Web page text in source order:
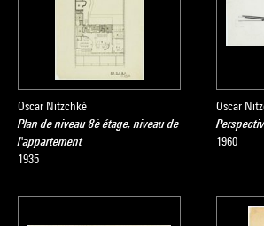
Oscar Nitzchké
Plan de niveau 8è étage, niveau de
l'appartement
1935
Oscar
1960